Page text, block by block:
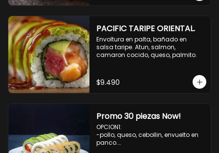
PACIFIC TARIPE ORIENTAL.
Envoltura en palta, bañado en
salsa taripe. Atun, salmon,
camaron cocido, queso, palmito.
$9.490
Promo 30 piezas Now!
OPCION1:
-pollo, queso, cebollin, envuelto en
panco.